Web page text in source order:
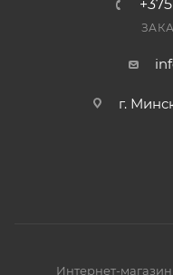
г.
Интернет-